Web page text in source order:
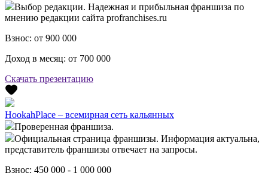
Выбор редакции. Надежная и прибыльная франшиза по
мнению редакции сайта profranchises.ru
Взнос: от 900 000
Доход в месяц: от 700 000
Скачать презентацию
HookahPlace – всемирная сеть кальянных
Проверенная франшиза.
Официальная страница франшизы. Информация актуальна,
представитель франшизы отвечает на запросы.
Взнос: 450 000 - 1 000 000